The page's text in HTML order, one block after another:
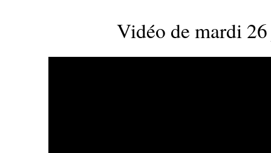
Vidéo de mardi